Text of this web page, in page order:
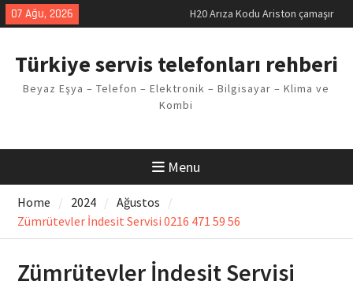
Skip
to
07 Ağu, 2026
H20 Arıza Kodu Ariston çamaşır
makinesi Sorunu
Arçelik buzdolabı F5 Hatası
Vaillant çamaşır makinesi E03
Arıza Kodu
Türkiye servis telefonları rehberi
Beyaz Eşya – Telefon – Elektronik – Bilgisayar – Klima ve
Kombi
Menu
Home 2024
Ağustos
Zümrütevler İndesit Servisi 0216 471 59 56
Zümrütevler İndesit Servisi